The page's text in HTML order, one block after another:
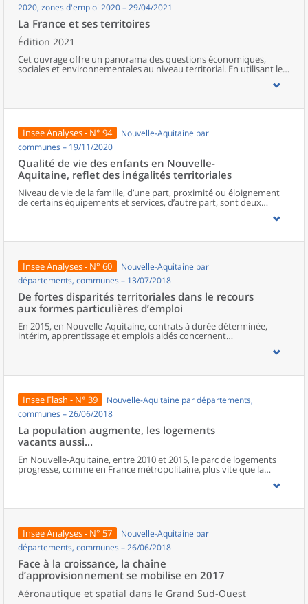
2020, zones d'emploi 2020 – 29/04/2021
La France et ses territoires
Édition 2021
Cet ouvrage offre un panorama des questions économiques,
sociales et environnementales au niveau territorial. En utilisant les
disparités géographiques en France, sur les forces et faiblesses des
population.
Insee Analyses - N° 94
Nouvelle-Aquitaine par
communes – 19/11/2020
Qualité de vie des enfants en Nouvelle-
Aquitaine, reflet des inégalités territoriales
Niveau de vie de la famille, d’une part, proximité ou éloignement
de certains équipements et services, d’autre part, sont deux
facteurs déterminants de la qualité de vie des enfants.En Nouvelle-
quotidien. Indépendamment d’autres facteurs favorables dans
etc.), une partie de ces enfants cumule cet éloignement avec
l’appartenance à des familles aux niveaux de vie peu élevés.Les
autres enfants néo-aquitains résident en milieux plus denses donc
davantage équipés. La moitié est en difficulté sociale ou
confrontée à de fortes inégalités dans les métropoles, l’autre
moitié vit dans des périphéries accueillant des familles aisées.
Insee Analyses - N° 60
Nouvelle-Aquitaine par
départements, communes – 13/07/2018
De fortes disparités territoriales dans le recours
aux formes particulières d’emploi
En 2015, en Nouvelle-Aquitaine, contrats à durée déterminée,
intérim, apprentissage et emplois aidés concernent
300 000 salariés et représentent 15 % du volume total d’heures
fonction des activités présentes : les zones à caractère industriel
les espaces où les activités touristiques et saisonnières sont les
plus développées. Pour leur part, emplois aidés et apprentissage
répondent à des logiques de politiques publiques. Comparées aux
formes de contrat sont généralement associées à davantage de
mobilité, de temps partiel, de multiactivité et à une moindre
ou les ouvriers sont les salariés les plus exposés à ces formes
d’emploi.
Insee Flash - N° 39
Nouvelle-Aquitaine par départements,
communes – 26/06/2018
La population augmente, les logements
vacants aussi...
En Nouvelle-Aquitaine, entre 2010 et 2015, le parc de logements
progresse, comme en France métropolitaine, plus vite que la
population. L’attractivité de la région porte la croissance, autant
celle des résidences principales que des secondaires, mais ce sont
Insee Analyses - N° 57
Nouvelle-Aquitaine par
départements, communes – 26/06/2018
Face à la croissance, la chaîne
d’approvisionnement se mobilise en 2017
Aéronautique et spatial dans le Grand Sud-Ouest